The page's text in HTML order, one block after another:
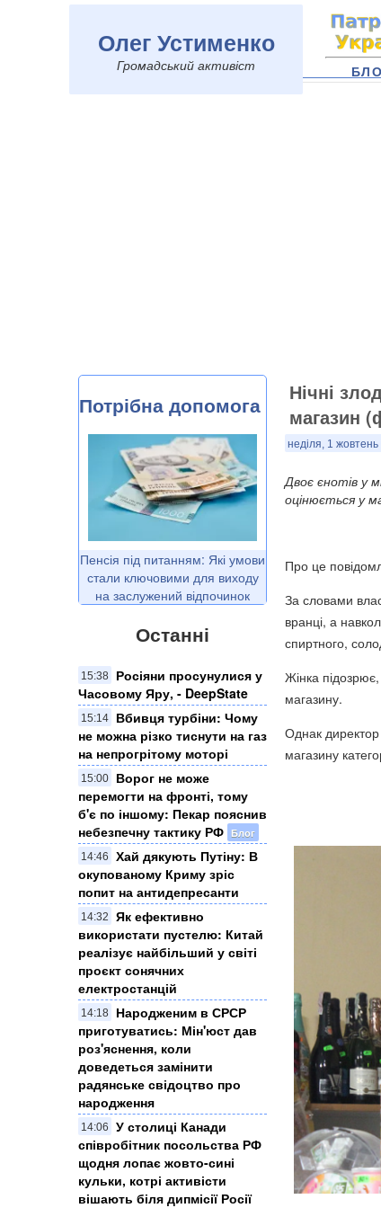
Олег Устименко
Громадський активіст
Потрібна допомога
Пенсія під питанням: Які умови
стали ключовими для виходу
на заслужений відпочинок
Останні
15:38
Росіяни просунулися у
Часовому Яру, - DeepState
15:14
Вбивця турбіни: Чому
не можна різко тиснути на газ
на непрогрітому моторі
15:00
Ворог не може
перемогти на фронті, тому
б'є по іншому: Пекар пояснив
небезпечну тактику РФ Блог
14:46
Хай дякують Путіну: В
окупованому Криму зріс
попит на антидепресанти
14:32
Як ефективно
використати пустелю: Китай
реалізує найбільший у світі
проєкт сонячних
електростанцій
14:18
Народженим в СРСР
приготуватись: Мін'юст дав
роз'яснення, коли
доведеться замінити
радянське свідоцтво про
народження
14:06
У столиці Канади
співробітник посольства РФ
щодня лопає жовто-сині
кульки, котрі активісти
вішають біля дипмісії Росії
Нічні
магазин
неділя, 1
Двоє єнотів у
оцінюється у
Про це
За словами
вранці, а
спиртного,
Жінка
магазину.
Однак директор
магазину